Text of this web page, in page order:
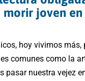
joven
hoy vivimos
comunes como la
pasar nuestra vejez